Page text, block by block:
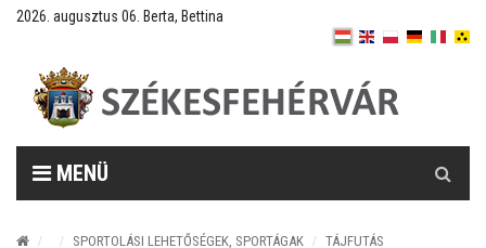
2026. augusztus 06. Berta, Bettina
MENÜ
SPORTOLÁSI LEHETŐSÉGEK, SPORTÁGAK
TÁJFUTÁS